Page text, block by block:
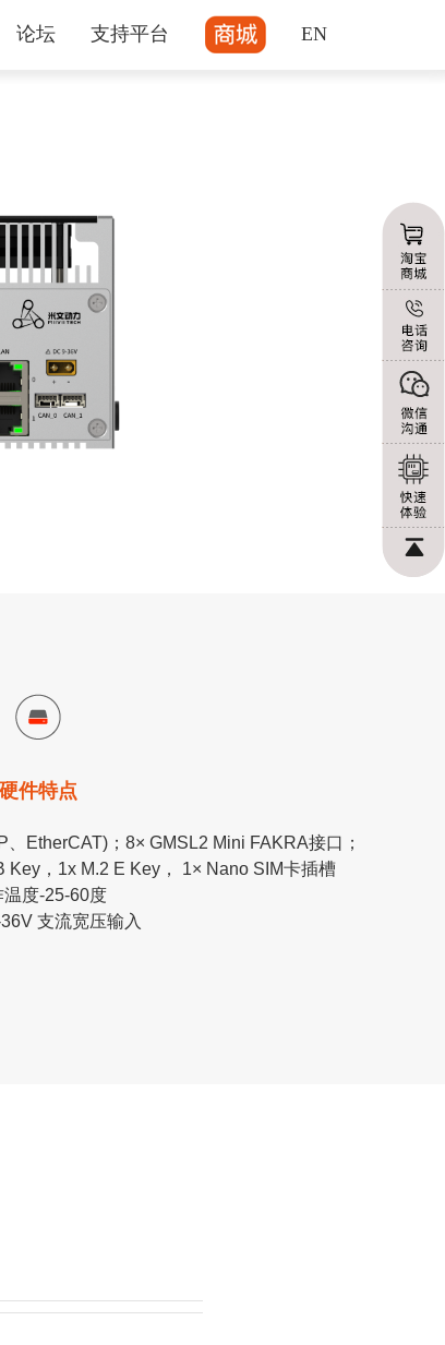
论坛 支持平台 EN
硬件特点
EtherCAT)；8× GMSL2 Mini FAKRA接口；
Key，1x M.2 E Key， 1× Nano SIM卡插槽
温度-25-60度
支流宽压输入